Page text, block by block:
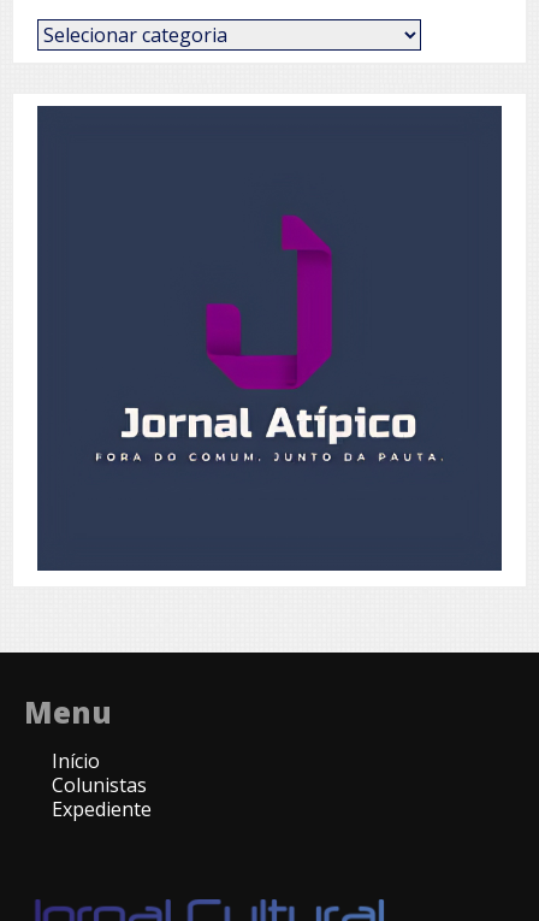
Categorias
de
Menu
Início
Colunistas
Expediente